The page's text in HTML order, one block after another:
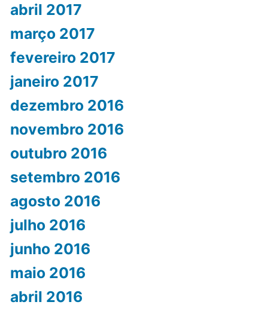
abril 2017
março 2017
fevereiro 2017
janeiro 2017
dezembro 2016
novembro 2016
outubro 2016
setembro 2016
agosto 2016
julho 2016
junho 2016
maio 2016
abril 2016